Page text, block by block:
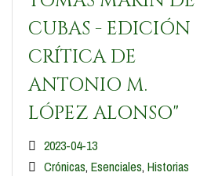
CUBAS - EDICIÓN
CRÍTICA DE
ANTONIO M.
LÓPEZ ALONSO"
2023-04-13
Crónicas,Esenciales,Historias